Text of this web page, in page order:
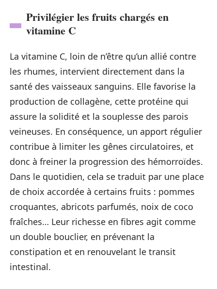
Privilégier les fruits chargés en
vitamine C
La vitamine C, loin de n’être qu’un allié contre
les rhumes, intervient directement dans la
santé des vaisseaux sanguins. Elle favorise la
production de collagène, cette protéine qui
assure la solidité et la souplesse des parois
veineuses. En conséquence, un apport régulier
contribue à limiter les gênes circulatoires, et
donc à freiner la progression des hémorroïdes.
Dans le quotidien, cela se traduit par une place
de choix accordée à certains fruits : pommes
croquantes, abricots parfumés, noix de coco
fraîches… Leur richesse en fibres agit comme
un double bouclier, en prévenant la
constipation et en renouvelant le transit
intestinal.